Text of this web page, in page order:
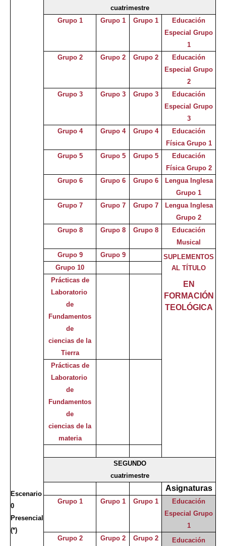
Escenario
0
Presencial
(*)
cuatrimestre
Grupo 1
Grupo 1 Grupo 1
Educación
Especial Grupo
1
Grupo 2
Grupo 2 Grupo 2
Educación
Especial Grupo
2
Grupo 3
Grupo 3 Grupo 3
Educación
Especial Grupo
3
Grupo 4
Grupo 4 Grupo 4
Educación
Física Grupo 1
Grupo 5
Grupo 5 Grupo 5
Educación
Física Grupo 2
Grupo 6
Grupo 6 Grupo 6
Lengua Inglesa
Grupo 1
Grupo 7
Grupo 7 Grupo 7
Lengua Inglesa
Grupo 2
Grupo 8
Grupo 8 Grupo 8
Educación
Musical
Grupo 9
Grupo 9
SUPLEMENTOS
AL TÍTULO
EN
FORMACIÓN
TEOLÓGICA
Grupo 10
Prácticas de
Laboratorio
de
Fundamentos
de
ciencias de la
Tierra
Prácticas de
Laboratorio
de
Fundamentos
de
ciencias de la
materia
SEGUNDO
cuatrimestre
Asignaturas
Grupo 1 Grupo 1 Grupo 1
Educación
Especial Grupo
1
Grupo 2
Grupo 2 Grupo 2
Educación